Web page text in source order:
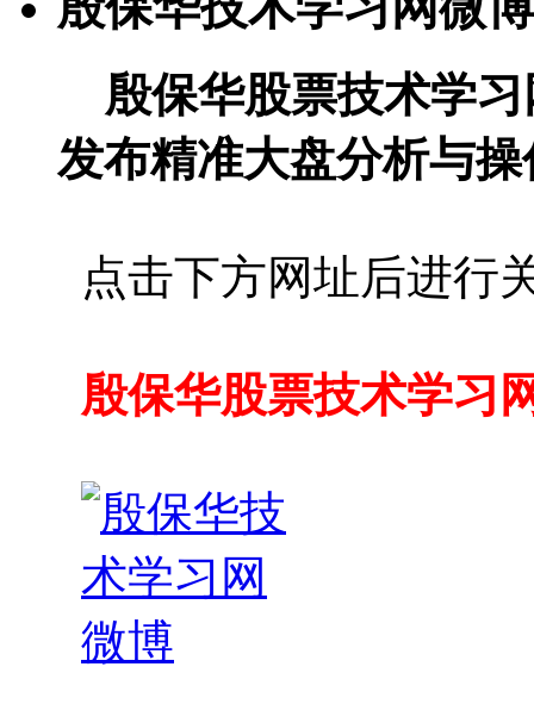
殷保华股票技术学习
发布精准大盘分析与
点击下方网址后进行
殷保华股票技术学习